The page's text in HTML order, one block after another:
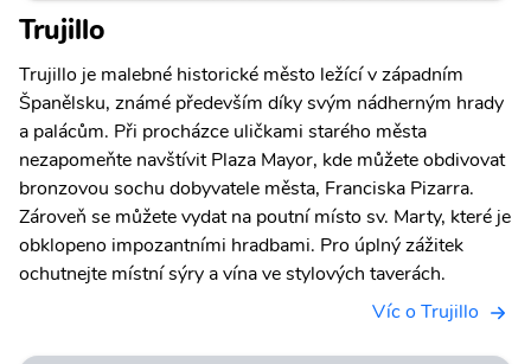
Trujillo
Trujillo je malebné historické město ležící v západním
Španělsku, známé především díky svým nádherným hrady
a palácům. Při procházce uličkami starého města
nezapomeňte navštívit Plaza Mayor, kde můžete obdivovat
bronzovou sochu dobyvatele města, Franciska Pizarra.
Zároveň se můžete vydat na poutní místo sv. Marty, které je
obklopeno impozantními hradbami. Pro úplný zážitek
ochutnejte místní sýry a vína ve stylových taverách.
Víc o Trujillo